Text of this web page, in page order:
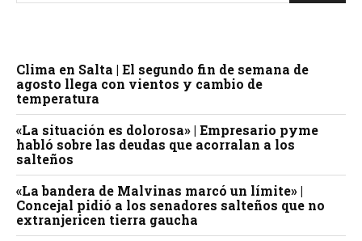
Clima en Salta | El segundo fin de semana de
agosto llega con vientos y cambio de
temperatura
«La situación es dolorosa» | Empresario pyme
habló sobre las deudas que acorralan a los
salteños
«La bandera de Malvinas marcó un límite» |
Concejal pidió a los senadores salteños que no
extranjericen tierra gaucha